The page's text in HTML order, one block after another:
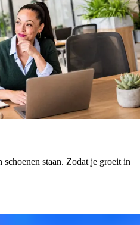
staan. Zodat je groeit in